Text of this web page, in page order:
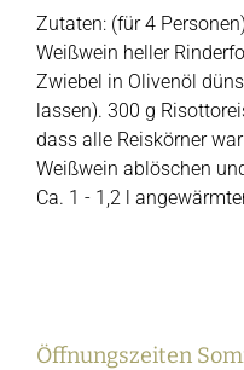
Zutaten: (für 4
Weißwein heller
Zwiebel in Olivenöl
lassen). 300 g
dass alle Reiskörner
Weißwein ablöschen
Ca. 1 - 1,2 l
Öffnungszeiten